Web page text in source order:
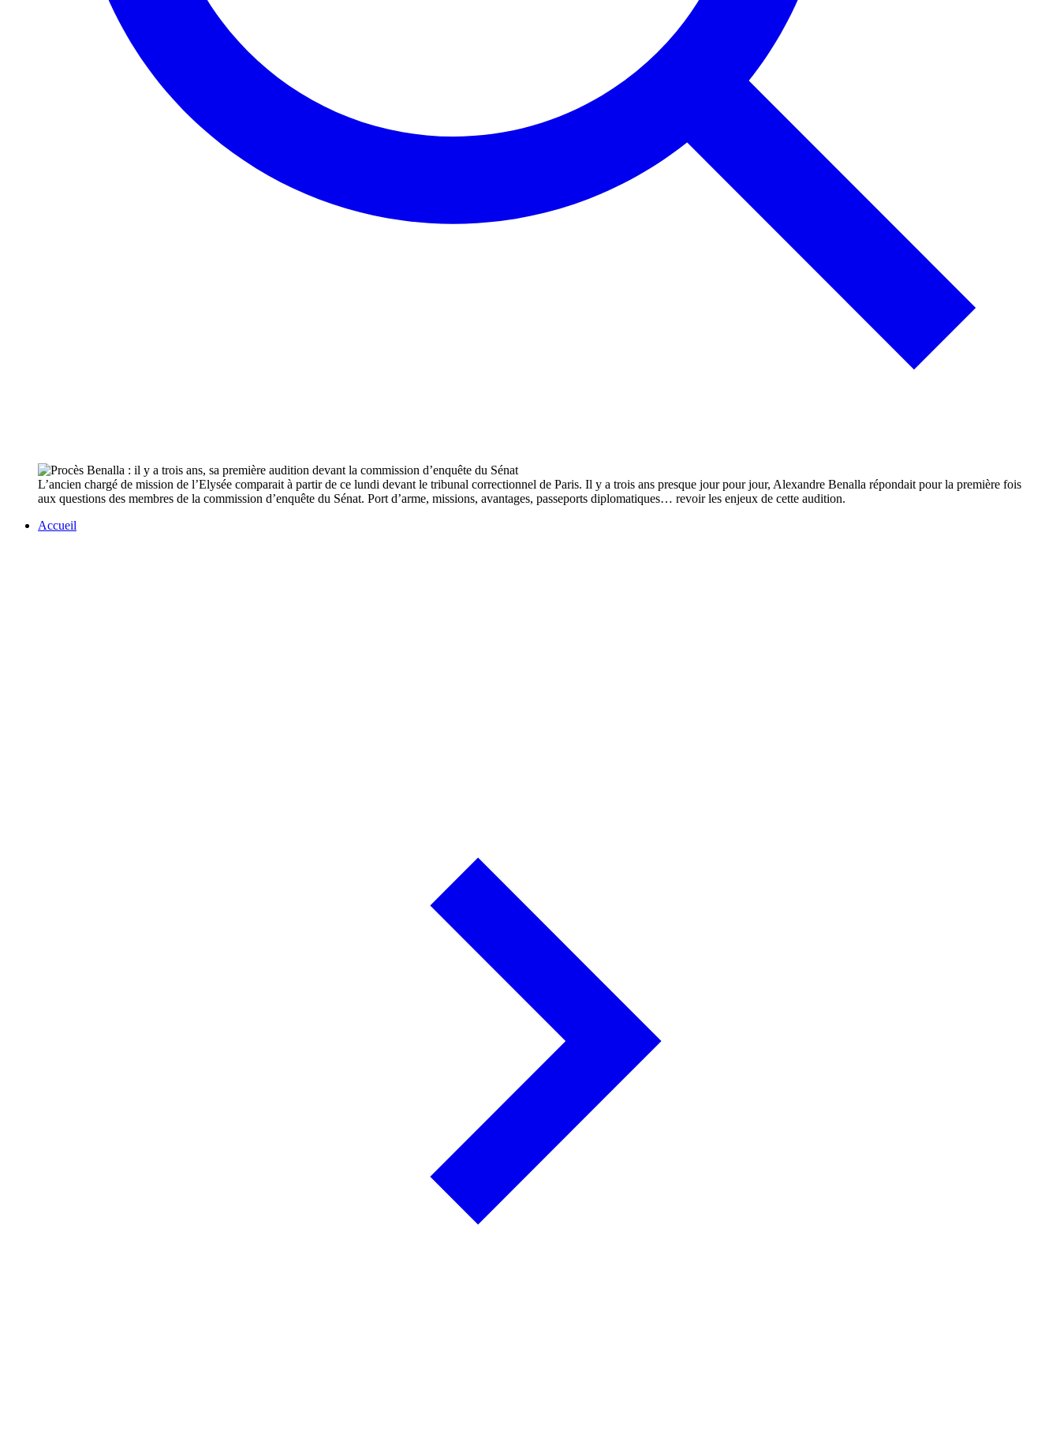
L’ancien chargé de mission de l’Elysée comparait à partir de ce lundi devant le tribunal correctionnel de Paris. Il y a trois ans presque jour pour jour, Alexandre Benalla répondait pour la première fois
aux questions des membres de la commission d’enquête du Sénat. Port d’arme, missions, avantages, passeports diplomatiques… revoir les enjeux de cette audition.
Accueil